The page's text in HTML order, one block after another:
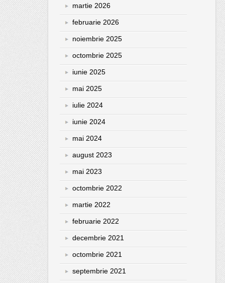
martie 2026
februarie 2026
noiembrie 2025
octombrie 2025
iunie 2025
mai 2025
iulie 2024
iunie 2024
mai 2024
august 2023
mai 2023
octombrie 2022
martie 2022
februarie 2022
decembrie 2021
octombrie 2021
septembrie 2021